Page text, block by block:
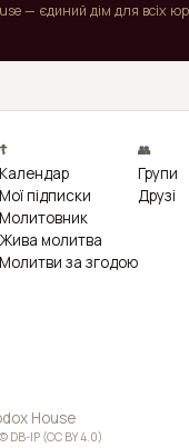
— єдиний дім для всіх
☦
Календар
Мої підписки
Молитовник
Жива молитва
Молитви за згодою
👥
Групи
Друзі
House
DB-IP (CC BY 4.0)